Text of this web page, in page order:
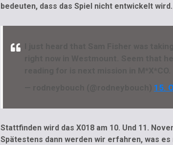
bedeuten, dass das Spiel nicht entwickelt wird.
15.
Stattfinden wird das X018 am 10. Und 11.
Spätestens dann werden wir erfahren, was es